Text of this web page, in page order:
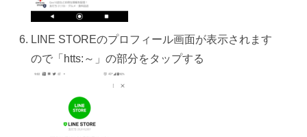
LINE STOREのプロフィール画面が表示されます
ので「htts:～」の部分をタップする